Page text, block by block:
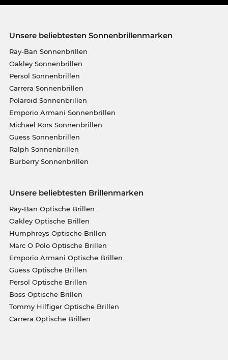
Unsere beliebtesten Sonnenbrillenmarken
Ray-Ban Sonnenbrillen
Oakley Sonnenbrillen
Persol Sonnenbrillen
Carrera Sonnenbrillen
Polaroid Sonnenbrillen
Emporio Armani Sonnenbrillen
Michael Kors Sonnenbrillen
Guess Sonnenbrillen
Ralph Sonnenbrillen
Burberry Sonnenbrillen
Unsere beliebtesten Brillenmarken
Ray-Ban Optische Brillen
Oakley Optische Brillen
Humphreys Optische Brillen
Marc O Polo Optische Brillen
Emporio Armani Optische Brillen
Guess Optische Brillen
Persol Optische Brillen
Boss Optische Brillen
Tommy Hilfiger Optische Brillen
Carrera Optische Brillen